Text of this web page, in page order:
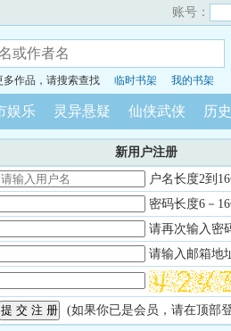
账号：
多作品，请搜索查找 临时书架 我的书架
娱乐 灵异悬疑 仙侠武侠 历
新用户注册
户名长度2到
密码长度6－
请再次输入密
请输入邮箱地
(如果你已是会员，请在顶部